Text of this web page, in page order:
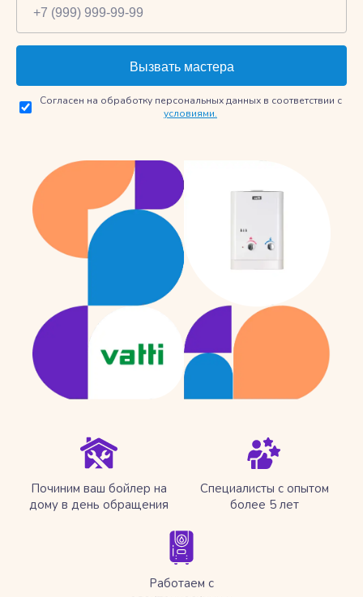
Согласен на обработку персональных данных в соответствии с
условиями.
Починим ваш бойлер на
дому в день обращения
Специалисты с опытом
более 5 лет
Работаем с